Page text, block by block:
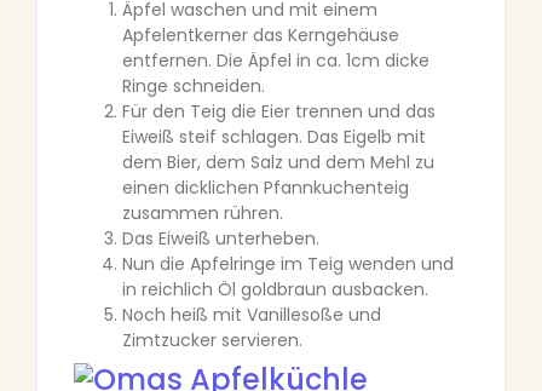
Äpfel waschen und mit einem
Apfelentkerner das Kerngehäuse
entfernen. Die Äpfel in ca. 1cm dicke
Ringe schneiden.
Für den Teig die Eier trennen und das
Eiweiß steif schlagen. Das Eigelb mit
dem Bier, dem Salz und dem Mehl zu
einen dicklichen Pfannkuchenteig
zusammen rühren.
Das Eiweiß unterheben.
Nun die Apfelringe im Teig wenden und
in reichlich Öl goldbraun ausbacken.
Noch heiß mit Vanillesoße und
Zimtzucker servieren.